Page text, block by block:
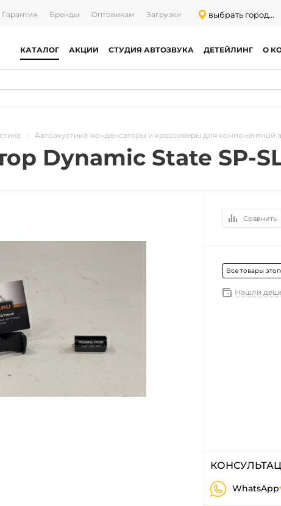
Гарантия Бренды Оптовикам Загрузки выбрать город...
КАТАЛОГ АКЦИИ СТУДИЯ АВТОЗВУКА ДЕТЕЙЛИНГ О
- Автоакустика: конденсаторы и кроссоверы для компонентной
Dynamic State SP-
Сравнить
Все товары
Нашли
WhatsApp